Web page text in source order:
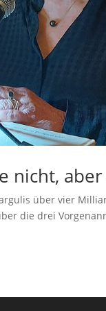
nicht,
über vier
die drei